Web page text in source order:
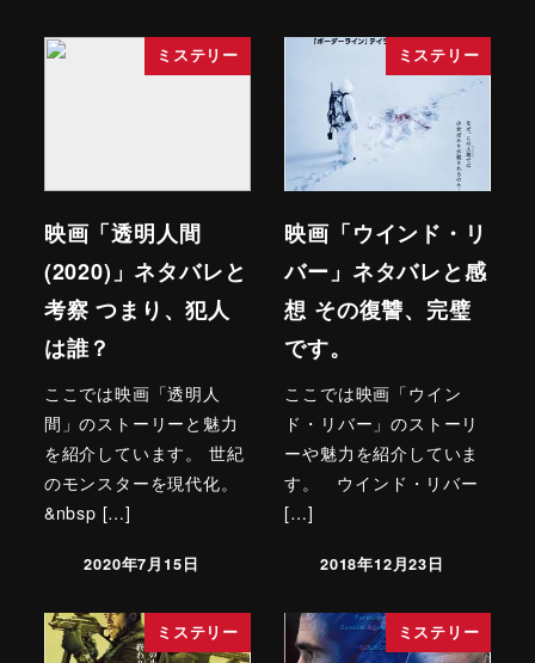
ミステリー
映画「透明人間
(2020)」ネタバレと
考察 つまり、犯人
は誰？
ここでは映画「透明人
間」のストーリーと魅力
を紹介しています。 世紀
のモンスターを現代化。
&nbsp […]
2020年7月15日
ミステリー
映画「ウインド・リ
バー」ネタバレと感
想 その復讐、完璧
です。
ここでは映画「ウイン
ド・リバー」のストーリ
ーや魅力を紹介していま
す。 ウインド・リバー
[…]
2018年12月23日
ミステリー ミステリー